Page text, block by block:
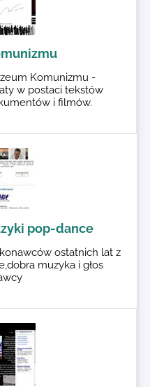
Komunizmu -
w postaci tekstów
i filmów.
pop-dance
ostatnich lat z
muzyka i głos